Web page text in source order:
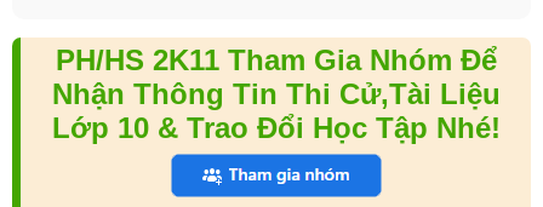
PH/HS 2K11 Tham Gia Nhóm Để
Nhận Thông Tin Thi Cử,Tài Liệu
Lớp 10 & Trao Đổi Học Tập Nhé!